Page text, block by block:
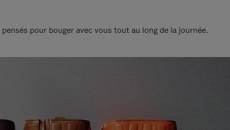
pour bouger avec vous tout au long de la journée.